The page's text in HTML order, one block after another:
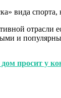
вида спорта,
отрасли
и
просит у